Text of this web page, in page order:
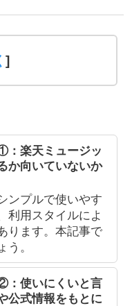
]
：楽天ミュージッ
か向いていないか
ンプルで使いやす
利用スタイルによ
ります。本記事で
う。
：使いにくいと言
公式情報をもとに